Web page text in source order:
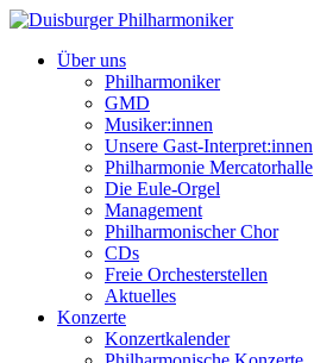
Über uns
Philharmoniker
GMD
Musiker:innen
Unsere Gast-Interpret:innen
Philharmonie Mercatorhalle
Die Eule-Orgel
Management
Philharmonischer Chor
CDs
Freie Orchesterstellen
Aktuelles
Konzerte
Konzertkalender